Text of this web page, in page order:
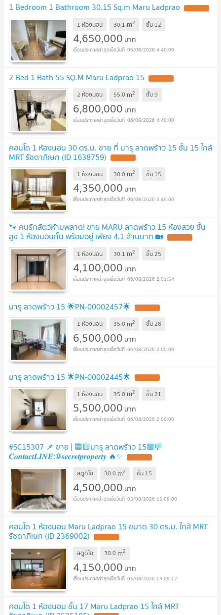
1 Bedroom 1 Bathroom 30.15 Sq.m Maru Ladprao
1 ห้องนอน 30.1 m2 ชั้น 12
4,650,000 บาท
06/08/2026 4:40:00
2 Bed 1 Bath 55 SQ.M Maru Ladprao 15
2 ห้องนอน 55.0 m2 ชั้น9
6,800,000 บาท
06/08/2026 4:40:00
คอนโด 1 ห้องนอน 30 ตร.ม. ขาย ที่ มารุ ลาดพร้าว 15 ชั้น 15 ใกล้
MRT รัชดาภิเษก (ID 1638759)
1 ห้องนอน 30.0 m2 ชั้น 15
4,350,000 บาท
06/08/2026 3:49:00
🐾 คนรักสัตว์ห้ามพลาด! ขาย MARU ลาดพร้าว 15 ห้องสวย ชั้น
สูง 1 ห้องนอนกั้น พร้อมอยู่ เพียง 4.1 ล้านบาท 🏡
1 ห้องนอน 30.1 m2 ชั้น25
4,100,000 บาท
06/08/2026 2:01:54
มารุ ลาดพร้าว 15 🌟PN-00002457🌟
1 ห้องนอน 35.0 m2 ชั้น28
6,500,000 บาท
06/08/2026 2:00:00
มารุ ลาดพร้าว 15 🌟PN-00002445🌟
1 ห้องนอน 35.0 m2 ชั้น21
5,500,000 บาท
06/08/2026 2:00:00
#SC15307 📌 ขาย | 🟦🟨มารุ ลาดพร้าว 15🟩💬
𝑪𝒐𝒏𝒕𝒂𝒄𝒕𝑳𝑰𝑵𝑬:@𝒔𝒆𝒄𝒓𝒆𝒕𝒑𝒓𝒐𝒑𝒆𝒓𝒕𝒚 🔥✨
สตูดิโอ 30.0 m2 ชั้น 15
4,500,000 บาท
05/08/2026 15:09:00
คอนโด 1 ห้องนอน Maru Ladprao 15 ขนาด 30 ตร.ม. ใกล้ MRT
รัชดาภิเษก (ID 2369002)
สตูดิโอ 30.0 m2
4,150,000 บาท
05/08/2026 13:09:12
คอนโด 1 ห้องนอน ชั้น 17 Maru Ladprao 15 ใกล้ MRT